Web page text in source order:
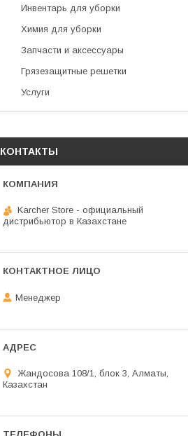
Инвентарь для уборки
Химия для уборки
Запчасти и аксессуары
Грязезащитные решетки
Услуги
КОНТАКТЫ
Karcher Store - официальный
дистрибьютор в Казахстане
Менеджер
Жандосова 108/1, блок 3, Алматы,
Казахстан